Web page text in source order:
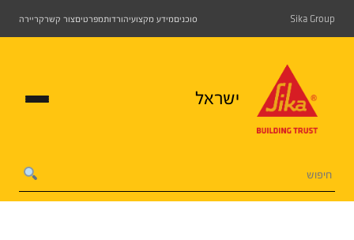
Sika Group סוכניםמידע מקצועיהורדותמפרטיםצור קשרקריירה
ישראל